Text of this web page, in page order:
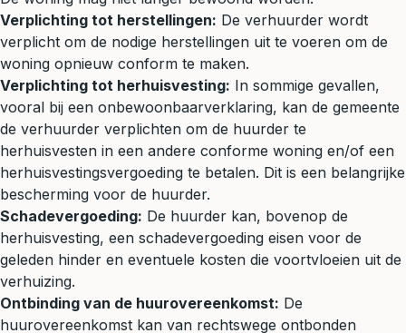
Verplichting tot herstellingen: De verhuurder wordt
verplicht om de nodige herstellingen uit te voeren om de
woning opnieuw conform te maken.
Verplichting tot herhuisvesting: In sommige gevallen,
vooral bij een onbewoonbaarverklaring, kan de gemeente
de verhuurder verplichten om de huurder te
herhuisvesten in een andere conforme woning en/of een
herhuisvestingsvergoeding te betalen. Dit is een belangrijke
bescherming voor de huurder.
Schadevergoeding: De huurder kan, bovenop de
herhuisvesting, een schadevergoeding eisen voor de
geleden hinder en eventuele kosten die voortvloeien uit de
verhuizing.
Ontbinding van de huurovereenkomst: De
huurovereenkomst kan van rechtswege ontbonden